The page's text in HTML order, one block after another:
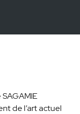
de l’art actuel